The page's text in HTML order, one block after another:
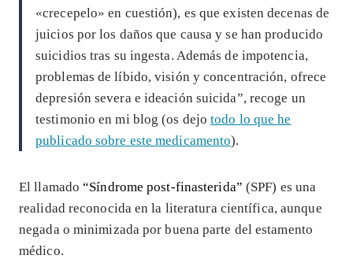
«crecepelo» en cuestión), es que existen decenas de
juicios por los daños que causa y se han producido
suicidios tras su ingesta. Además de impotencia,
problemas de líbido, visión y concentración, ofrece
depresión severa e ideación suicida”, recoge un
testimonio en mi blog (os dejotodo lo que he
publicado sobre este medicamento).
El llamado“Síndrome post-finasterida” (SPF) es una
realidad reconocida en la literatura científica, aunque
negada o minimizada por buena parte del estamento
médico.